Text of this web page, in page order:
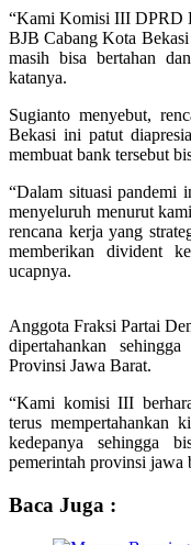
“Kami Komisi III DPRD
BJB Cabang Kota
masih bisa bertahan
katanya.
Sugianto menyebut,
Bekasi ini patut
membuat bank tersebut
“Dalam situasi pandemi
menyeluruh menurut
rencana kerja yang
memberikan divident
ucapnya.
Anggota Fraksi Partai
dipertahankan
Provinsi Jawa Barat.
“Kami komisi III
terus mempertahankan
kedepanya sehingga
pemerintah provinsi jawa
Baca Juga :